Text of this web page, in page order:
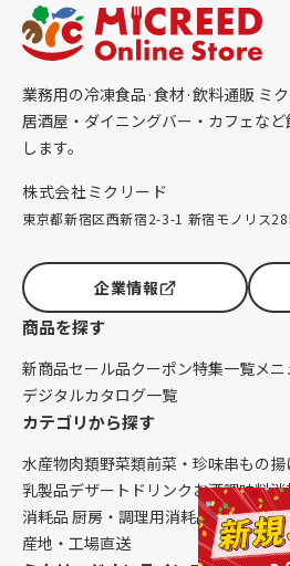
業務用の冷凍食品·食材·飲料通販 ミ
居酒屋・ダイニングバー・カフェな
します。
株式会社ミクリード
東京都新宿区西新宿2-3-1 新宿モノリス
企業情報
商品を探す
新商品セール品クーポン特集一覧メ
デジタルカタログ一覧
カテゴリから探す
水産物肉類野菜類前菜・珍味串もの
乳製品デザート ドリンク お酒調味料消
消耗品 厨房・調理用消耗品 クレンリ
産地・工場直送